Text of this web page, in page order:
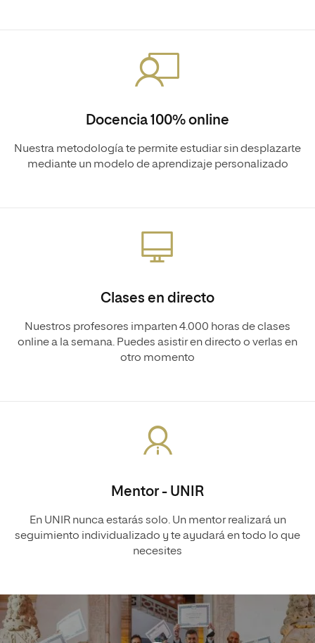
Docencia 100% online
Nuestra metodología te permite estudiar sin desplazarte
mediante un modelo de aprendizaje personalizado
Clases en directo
Nuestros profesores imparten 4.000 horas de clases
online a la semana. Puedes asistir en directo o verlas en
otro momento
Mentor - UNIR
En UNIR nunca estarás solo. Un mentor realizará un
seguimiento individualizado y te ayudará en todo lo que
necesites